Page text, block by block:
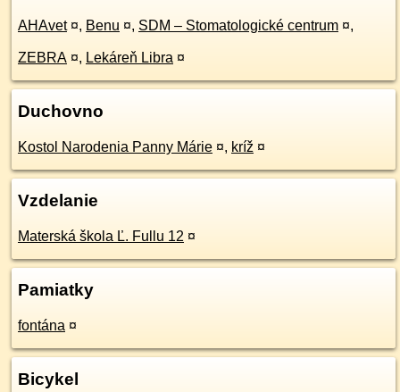
AHAvet ¤, Benu ¤, SDM – Stomatologické centrum ¤,
ZEBRA ¤, Lekáreň Libra ¤
Duchovno
Kostol Narodenia Panny Márie ¤, kríž ¤
Vzdelanie
Materská škola Ľ. Fullu 12 ¤
Pamiatky
fontána ¤
Bicykel